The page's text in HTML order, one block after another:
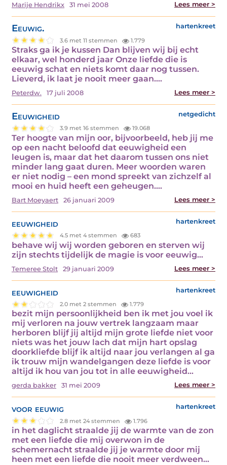
Marije Hendrikx 31 mei 2008 Lees meer >
Eeuwig. hartenkreet
3.6 met 11 stemmen 1.779
Straks ga ik je kussen Dan blijven wij bij echt
elkaar, wel honderd jaar Onze liefde die is
eeuwig schat en niets komt daar nog tussen.
Lieverd, ik laat je nooit meer gaan.…
Peterdw. 17 juli 2008 Lees meer >
Eeuwigheid netgedicht
3.9 met 16 stemmen 19.068
Ter hoogte van mijn oor, bijvoorbeeld, heb jij me
op een nacht beloofd dat eeuwigheid een
leugen is, maar dat het daarom tussen ons niet
minder lang gaat duren. Meer woorden waren
er niet nodig – een mond spreekt van zichzelf al
mooi en huid heeft een geheugen.…
Bart Moeyaert 26 januari 2009 Lees meer >
eeuwigheid hartenkreet
4.5 met 4 stemmen 683
behave wij wij worden geboren en sterven wij
zijn stechts tijdelijk de magie is voor eeuwig…
Temeree Stolt 29 januari 2009 Lees meer >
eeuwigheid hartenkreet
2.0 met 2 stemmen 1.779
bezit mijn persoonlijkheid ben ik met jou voel ik
mij verloren na jouw vertrek langzaam maar
herboren blijf jij altijd mijn grote liefde niet voor
niets was het jouw lach dat mijn hart opslag
doorkliefde blijf ik altijd naar jou verlangen al ga
ik trouw mijn wandelgangen deze liefde is voor
altijd ik hou van jou tot in alle eeuwigheid…
gerda bakker 31 mei 2009 Lees meer >
voor eeuwig hartenkreet
2.8 met 24 stemmen 1.796
in het daglicht straalde jij de warmte van de zon
met een liefde die mij overwon in de
schemernacht straalde jij je warmte door mij
heen met een liefde die nooit meer verdween…